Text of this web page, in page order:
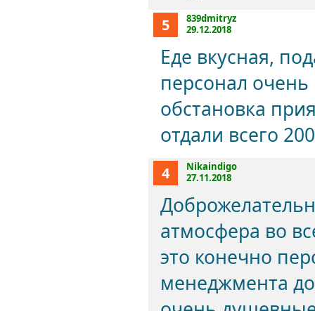
5
839dmitryz
29.12.2018
Еде вкусная,
персонал
обстановка
отдали всего
4
Nikaindigo
27.11.2018
атмосфера во
это конечно
менеджмента